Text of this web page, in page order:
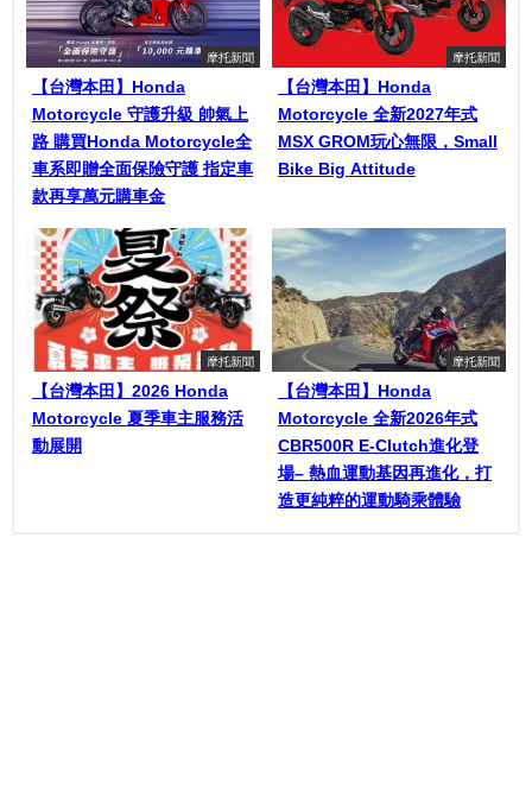
摩托新聞
【台灣本田】Honda
Motorcycle 守護升級 帥氣上
路 購買Honda Motorcycle全
車系即贈全面保險守護 指定車
款再享萬元購車金
摩托新聞
【台灣本田】Honda
Motorcycle 全新2027年式
MSX GROM玩心無限，Small
Bike Big Attitude
摩托新聞
【台灣本田】2026 Honda
Motorcycle 夏季車主服務活
動展開
摩托新聞
【台灣本田】Honda
Motorcycle 全新2026年式
CBR500R E-Clutch進化登
場– 熱血運動基因再進化，打
造更純粹的運動騎乘體驗